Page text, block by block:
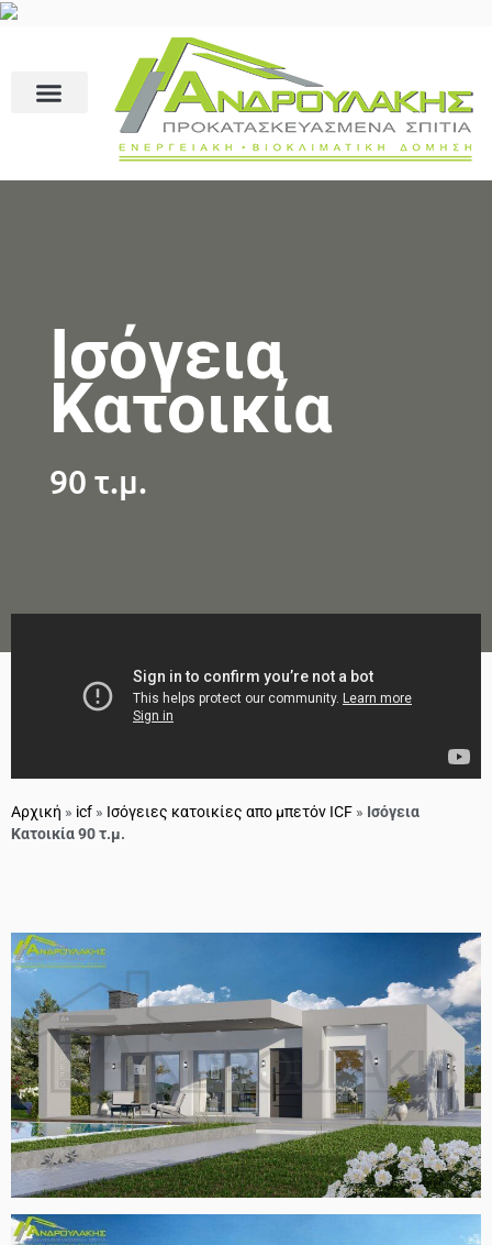
Ισόγεια
Κατοικία
90 τ.μ.
Αρχική » icf » Ισόγειες κατοικίες απο μπετόν ICF » Ισόγεια
Κατοικία 90 τ.μ.